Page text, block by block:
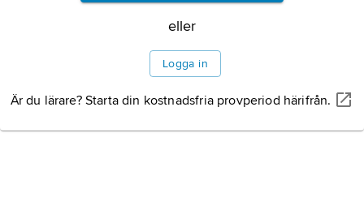
eller
Logga in
Är du lärare? Starta din kostnadsfria provperiod härifrån.